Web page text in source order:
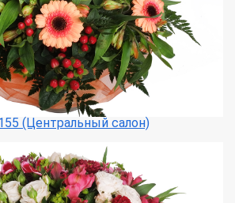
(Центральный салон)